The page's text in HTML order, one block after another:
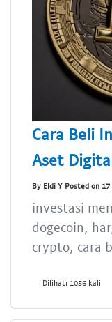
Cara Beli
Aset
By Eldi Y Posted on 17
investasi
dogecoin,
crypto, cara
Dilihat: 1056 kali